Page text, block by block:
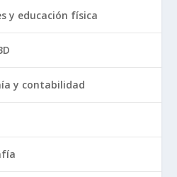
y educación física
y contabilidad